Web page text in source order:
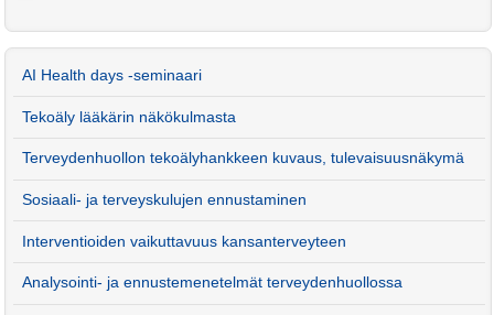
AI Health days -se­mi­naa­ri
Tekoäly lääkärin näkökulmasta
Terveydenhuollon tekoälyhankkeen kuvaus, tulevaisuusnäkymä
Sosiaali- ja terveyskulujen ennustaminen
Interventioiden vaikuttavuus kansanterveyteen
Analysointi- ja ennustemenetelmät terveydenhuollossa